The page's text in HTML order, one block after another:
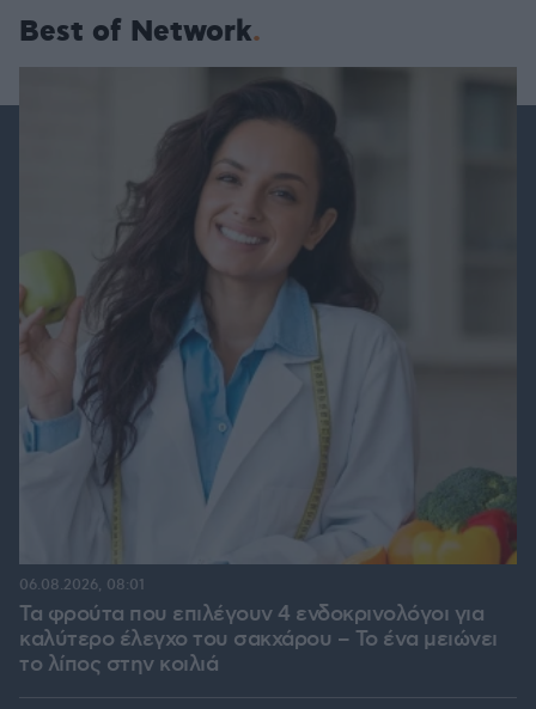
Best of Network
Τα φρούτα που επιλέγουν 4 ενδοκρινολόγοι για
καλύτερο έλεγχο του σακχάρου – Το ένα μειώνει
το λίπος στην κοιλιά
06.08.2026, 08:01